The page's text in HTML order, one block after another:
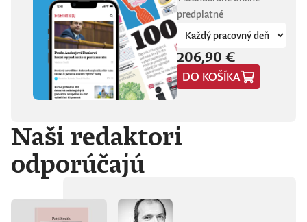
zameraných
kapitolách príde
okrem iného reč na
punk, trap,
rock’n’roll, Beatles,
Sex Pistols,
Dostojevského,
Hegela, Boha, GG
psychické diagnózy,
lásku, násilie,
rómstvo, working
class, anarchizmus,
okultizmus,
fašizmus, revolúciu,
predplatné
206,90 €
DO KOŠÍKA
Naši redaktori
odporúčajú